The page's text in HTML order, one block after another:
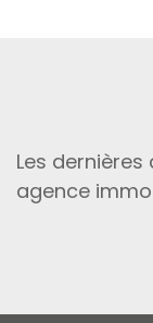
Les
agence